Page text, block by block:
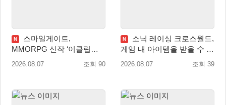
N
스마일게이트,
MMORPG 신작 ‘이클립스:
더 어웨이크닝’ 9월 10일 론
2026.08.07 조회 90
N
소닉 레이싱 크로스월드,
게임 내 아이템을 받을 수 있
는 ‘레전드 대회 라운드 7’ 개
2026.08.07 조회 39